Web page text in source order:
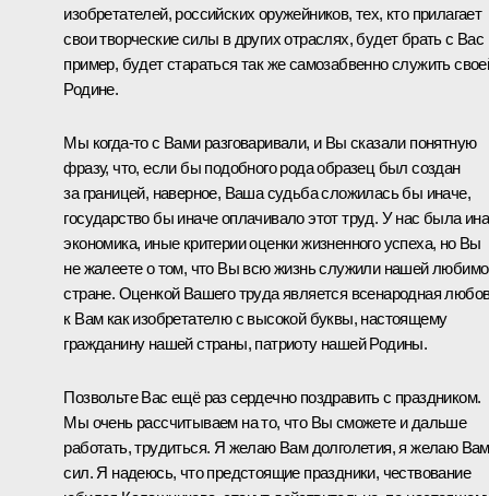
изобретателей, российских оружейников, тех, кто прилагает
свои творческие силы в других отраслях, будет брать с Вас
пример, будет стараться так же самозабвенно служить
Родине.
Мы когда‑то с Вами разговаривали, и Вы сказали понятную
фразу, что, если бы подобного рода образец был создан
за границей, наверное, Ваша судьба сложилась бы иначе,
государство бы иначе оплачивало этот труд. У нас была
экономика, иные критерии оценки жизненного успеха, но Вы
не жалеете о том, что Вы всю жизнь служили нашей
стране. Оценкой Вашего труда является всенародная
к Вам как изобретателю с высокой буквы, настоящему
гражданину нашей страны, патриоту нашей Родины.
Позвольте Вас ещё раз сердечно поздравить с праздником.
Мы очень рассчитываем на то, что Вы сможете и дальше
работать, трудиться. Я желаю Вам долголетия, я желаю Вам
сил. Я надеюсь, что предстоящие праздники, чествование